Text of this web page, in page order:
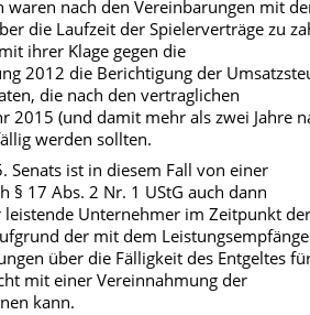
waren nach den Vereinbarungen mit
die Laufzeit der Spielerverträge zu
ihrer Klage gegen die
2012 die Berichtigung der
die nach den vertraglichen
2015 (und damit mehr als zwei Jahre
werden sollten.
Senats ist in diesem Fall von einer
§ 17 Abs. 2 Nr. 1 UStG auch dann
leistende Unternehmer im Zeitpunkt
der mit dem
über die Fälligkeit des Entgeltes
mit einer Vereinnahmung der
kann.